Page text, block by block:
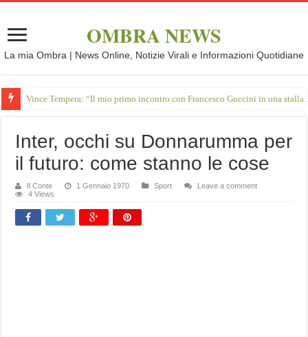
OMBRA NEWS
La mia Ombra | News Online, Notizie Virali e Informazioni Quotidiane
Vince Tempera: “Il mio primo incontro con Francesco Guccini in una
Inter, occhi su Donnarumma per
il futuro: come stanno le cose
Il Conte 1 Gennaio 1970 Sport
Leave a comment
4 Views